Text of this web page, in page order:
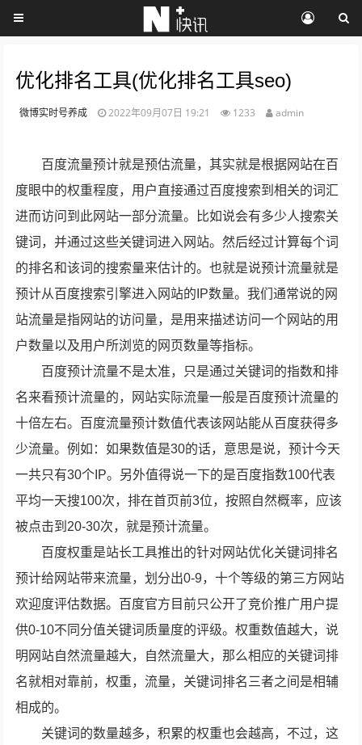
优化排名工具(优化排名工具seo)
微博实时号养成 2022年09月07日 19:21 1233 admin
百度流量预计就是预估流量，其实就是根据网站在百
度眼中的权重程度，用户直接通过百度搜索到相关的词汇
进而访问到此网站一部分流量。比如说会有多少人搜索关
键词，并通过这些关键词进入网站。然后经过计算每个词
的排名和该词的搜索量来估计的。也就是说预计流量就是
预计从百度搜索引擎进入网站的IP数量。我们通常说的网
站流量是指网站的访问量，是用来描述访问一个网站的用
户数量以及用户所浏览的网页数量等指标。
百度预计流量不是太准，只是通过关键词的指数和排
名来看预计流量的，网站实际流量一般是百度预计流量的
十倍左右。百度流量预计数值代表该网站能从百度获得多
少流量。例如：如果数值是30的话，意思是说，预计今天
一共只有30个IP。另外值得说一下的是百度指数100代表
平均一天搜100次，排在首页前3位，按照自然概率，应该
被点击到20-30次，就是预计流量。
百度权重是站长工具推出的针对网站优化关键词排名
预计给网站带来流量，划分出0-9，十个等级的第三方网站
欢迎度评估数据。百度官方目前只公开了竞价推广用户提
供0-10不同分值关键词质量度的评级。权重数值越大，说
明网站自然流量越大，自然流量大，那么相应的关键词排
名就相对靠前，权重，流量，关键词排名三者之间是相辅
相成的。
关键词的数量越多，积累的权重也会越高，不过，这